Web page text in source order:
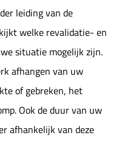
leiding van de
welke revalidatie- en
situatie mogelijk zijn.
afhangen van uw
of gebreken, het
Ook de duur van uw
afhankelijk van deze